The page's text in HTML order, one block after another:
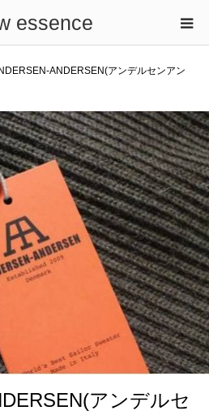
essence
ANDERSEN(アンデルセンアン
アンデルセ